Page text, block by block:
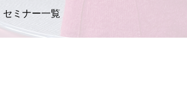
セミナー一覧